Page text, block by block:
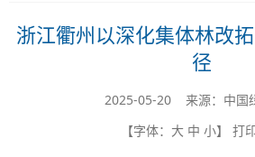
浙江衢州以深化集体林改
径
2025-05-20 来源：中国
【字体： 大 中 小】 打